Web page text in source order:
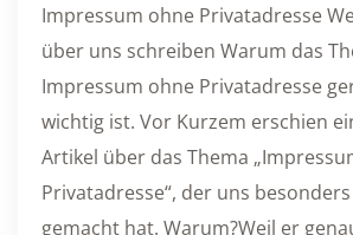
Impressum ohne Privatadresse
über uns schreiben Warum das
Impressum ohne Privatadresse
wichtig ist. Vor Kurzem erschien
Artikel über das Thema
Privatadresse“, der uns
gemacht hat. Warum?Weil er